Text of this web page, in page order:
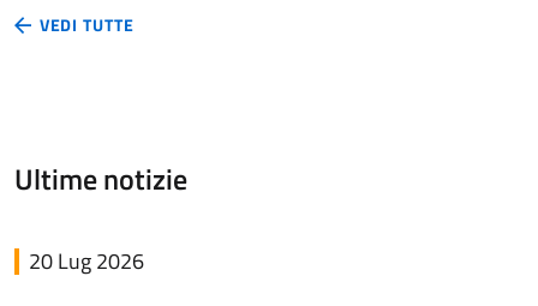
VEDI TUTTE
Ultime notizie
20 Lug 2026